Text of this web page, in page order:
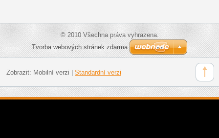
© 2010 Všechna práva vyhrazena.
Tvorba webových stránek zdarma
Zobrazit: Mobilní verzi Standardní verzi